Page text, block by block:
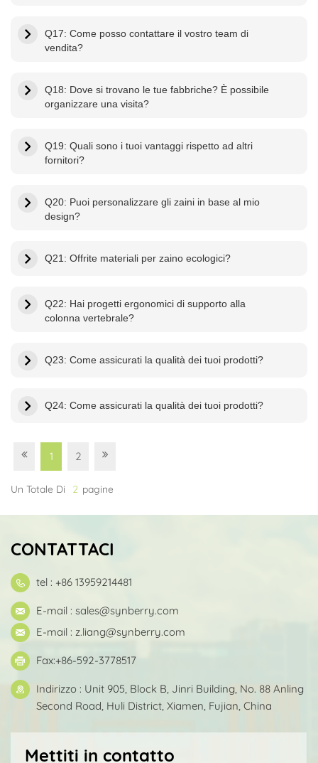
Q17: Come posso contattare il vostro team di
vendita?
Q18: Dove si trovano le tue fabbriche? È possibile
organizzare una visita?
Q19: Quali sono i tuoi vantaggi rispetto ad altri
fornitori?
Q20: Puoi personalizzare gli zaini in base al mio
design?
Q21: Offrite materiali per zaino ecologici?
Q22: Hai progetti ergonomici di supporto alla
colonna vertebrale?
Q23: Come assicurati la qualità dei tuoi prodotti?
Q24: Come assicurati la qualità dei tuoi prodotti?
1 2
Un Totale Di 2 Pagine
CONTATTACI
tel : +86 13959214481
E-mail : sales@synberry.com
E-mail : z.liang@synberry.com
Fax:+86-592-3778517
Indirizzo : Unit 905, Block B, Jinri Building, No. 88 Anling
Second Road, Huli District, Xiamen, Fujian, China
Mettiti in contatto